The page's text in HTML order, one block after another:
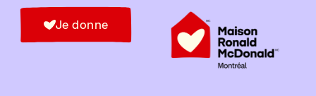
Je donne